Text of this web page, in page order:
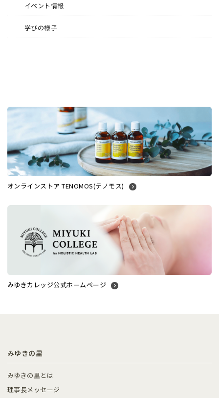
イベント情報
学びの様子
オンラインストア TENOMOS(テノモス)
みゆきカレッジ公式ホームページ
みゆきの里
みゆきの里とは
理事長メッセージ